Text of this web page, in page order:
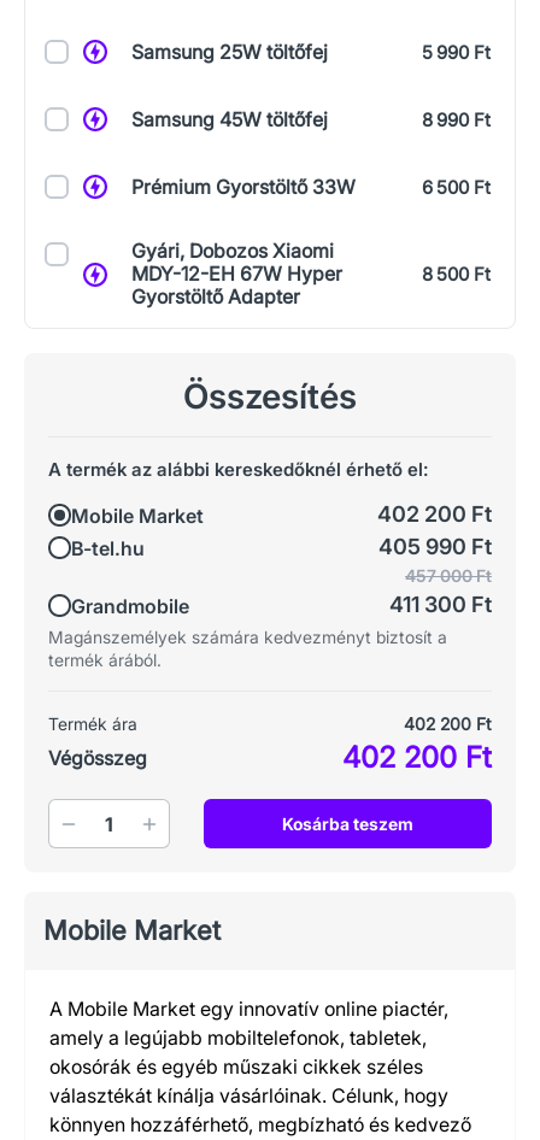
Samsung 25W töltőfej 5 990 Ft
Samsung 45W töltőfej 8 990 Ft
Prémium Gyorstöltő 33W 6 500 Ft
Gyári, Dobozos Xiaomi
MDY-12-EH 67W Hyper
Gyorstöltő Adapter
8 500 Ft
Összesítés
A termék az alábbi kereskedőknél érhető el:
Mobile Market 402 200 Ft
B-tel.hu 405 990 Ft
Grandmobile
457 000 Ft
411 300 Ft
Magánszemélyek számára kedvezményt biztosít a
termék árából.
Termék ára 402 200 Ft
Végösszeg 402 200 Ft
Mennyiség Kosárba teszem
Mobile Market
A Mobile Market egy innovatív online piactér,
amely a legújabb mobiltelefonok, tabletek,
okosórák és egyéb műszaki cikkek széles
választékát kínálja vásárlóinak. Célunk, hogy
könnyen hozzáférhető, megbízható és kedvező